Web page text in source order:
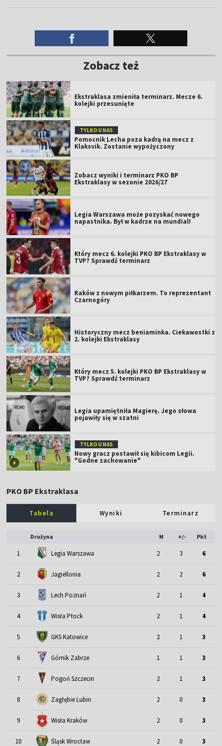
Zobacz też
Ekstraklasa zmieniła terminarz. Mecze 6.
kolejki przesunięte
TYLKO U NAS
Pomocnik Lecha poza kadrą na mecz z
Klaksvik. Zostanie wypożyczony
Zobacz wyniki i terminarz PKO BP
Ekstraklasy w sezonie 2026/27
Legia Warszawa może pozyskać nowego
napastnika. Był w kadrze na mundial!
Który mecz 6. kolejki PKO BP Ekstraklasy w
TVP? Sprawdź terminarz
Raków z nowym piłkarzem. To reprezentant
Czarnogóry
Historyczny mecz beniaminka. Ciekawostki z
2. kolejki Ekstraklasy
Który mecz 5. kolejki PKO BP Ekstraklasy w
TVP? Sprawdź terminarz
Legia upamiętniła Magierę. Jego słowa
pojawiły się w szatni
TYLKO U NAS
Nowy gracz postawił się kibicom Legii.
"Godne zachowanie"
PKO BP Ekstraklasa
Tabela Wyniki Terminarz
Drużyna M +/- Pkt
1 Legia Warszawa 2 3 6
2 Jagiellonia 2 2 6
3 Lech Poznań 2 1 4
4 Wisła Płock 2 1 4
5 GKS Katowice 2 1 3
6 Górnik Zabrze 1 1 3
7 Pogoń Szczecin 2 1 3
8 Zagłębie Lubin 2 0 3
9 Wisła Kraków 2 0 3
10 Śląsk Wrocław 2 0 3